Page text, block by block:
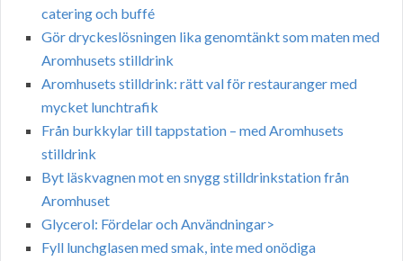
catering och buffé
Gör dryckeslösningen lika genomtänkt som maten med
Aromhusets stilldrink
Aromhusets stilldrink: rätt val för restauranger med
mycket lunchtrafik
Från burkkylar till tappstation – med Aromhusets
stilldrink
Byt läskvagnen mot en snygg stilldrinkstation från
Aromhuset
Glycerol: Fördelar och Användningar>
Fyll lunchglasen med smak, inte med onödiga